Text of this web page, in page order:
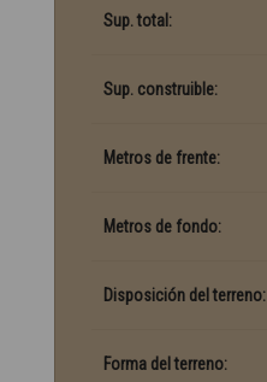
Sup. total:
Sup. construible:
Metros de frente:
Metros de fondo:
Disposición del terreno:
Forma del terreno: